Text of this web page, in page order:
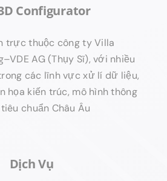
Configurator
trực thuộc công ty Villa
AG (Thụy Sĩ), với nhiều
các lĩnh vực xử lí dữ liệu,
họa kiến trúc, mô hình thông
chuẩn Châu Âu
Dịch Vụ